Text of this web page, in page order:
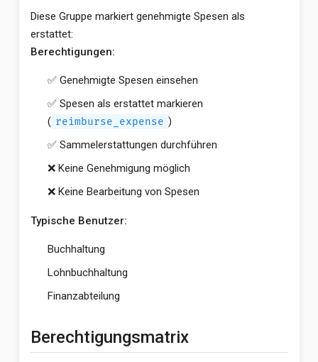
Diese Gruppe markiert genehmigte Spesen als
erstattet:
Berechtigungen:
✅ Genehmigte Spesen einsehen
✅ Spesen als erstattet markieren
( reimburse_expense )
✅ Sammelerstattungen durchführen
❌ Keine Genehmigung möglich
❌ Keine Bearbeitung von Spesen
Typische Benutzer:
Buchhaltung
Lohnbuchhaltung
Finanzabteilung
Berechtigungsmatrix